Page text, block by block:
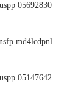
05692830
md4lcdpnl
05147642